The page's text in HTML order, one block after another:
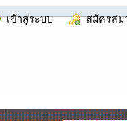
เข้าสู่ระบบ สมัครสม